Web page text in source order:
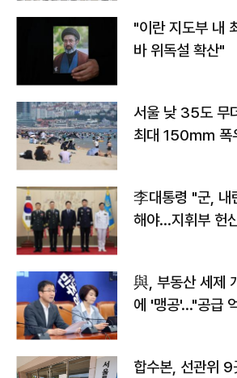
"이란 지도부 내
바 위독설 확산"
서울 낮 35도 무
최대 150㎜ 폭
李대통령 "군, 내
해야…지휘부 헌
與, 부동산 세제
에 '맹공'…"공급
합수본, 선관위